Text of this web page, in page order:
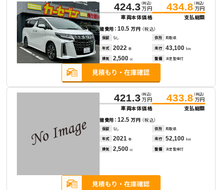
424.3 （税込）
万円
車両本体価格
434.8 （税込）
万円
支払総額
諸費用：10.5万円 （税込）
保証 なし 住所 鳥取県
年式 2022 年 走行 43,100 km
排気 2,500 cc 整備 法定整備付
421.3 （税込）
万円
車両本体価格
433.8 （税込）
万円
支払総額
諸費用：12.5万円 （税込）
保証 なし 住所 鳥取県
年式 2021 年 走行 52,100 km
排気 2,500 cc 整備 法定整備付